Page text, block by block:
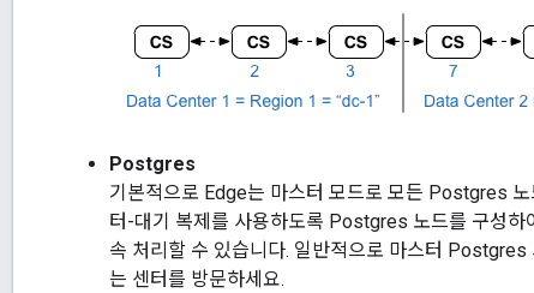
Postgres
기본적으로 Edge는 마스터 모드로 모든 Postgres
터-대기 복제를 사용하도록 Postgres 노드를 구성하
속 처리할 수 있습니다. 일반적으로 마스터
는 센터를 방문하세요.